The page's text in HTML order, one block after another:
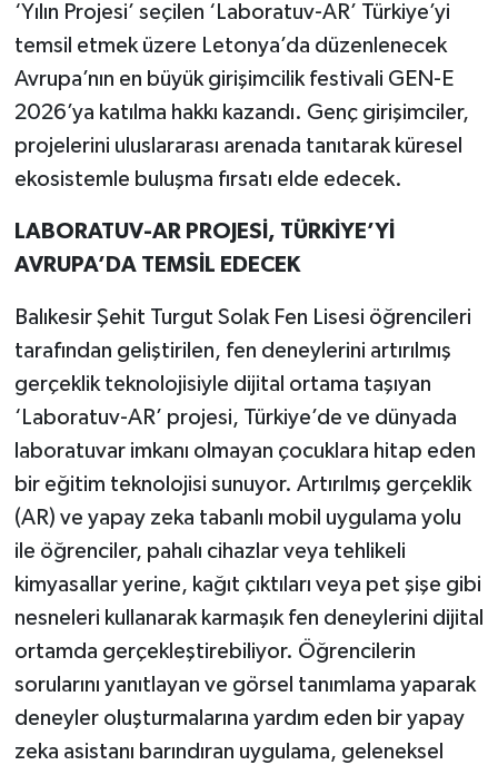
‘Yılın Projesi’ seçilen ‘Laboratuv-AR’ Türkiye’yi
temsil etmek üzere Letonya’da düzenlenecek
Avrupa’nın en büyük girişimcilik festivali GEN-E
2026’ya katılma hakkı kazandı. Genç girişimciler,
projelerini uluslararası arenada tanıtarak küresel
ekosistemle buluşma fırsatı elde edecek.
LABORATUV-AR PROJESİ, TÜRKİYE’Yİ
AVRUPA’DA TEMSİL EDECEK
Balıkesir Şehit Turgut Solak Fen Lisesi öğrencileri
tarafından geliştirilen, fen deneylerini artırılmış
gerçeklik teknolojisiyle dijital ortama taşıyan
‘Laboratuv-AR’ projesi, Türkiye’de ve dünyada
laboratuvar imkanı olmayan çocuklara hitap eden
bir eğitim teknolojisi sunuyor. Artırılmış gerçeklik
(AR) ve yapay zeka tabanlı mobil uygulama yolu
ile öğrenciler, pahalı cihazlar veya tehlikeli
kimyasallar yerine, kağıt çıktıları veya pet şişe gibi
nesneleri kullanarak karmaşık fen deneylerini dijital
ortamda gerçekleştirebiliyor. Öğrencilerin
sorularını yanıtlayan ve görsel tanımlama yaparak
deneyler oluşturmalarına yardım eden bir yapay
zeka asistanı barındıran uygulama, geleneksel